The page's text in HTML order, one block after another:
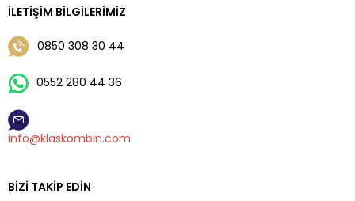
İLETIŞIM BILGILERIMIZ
0850 308 30 44
0552 280 44 36
info@klaskombin.com
BIZI TAKIP EDIN